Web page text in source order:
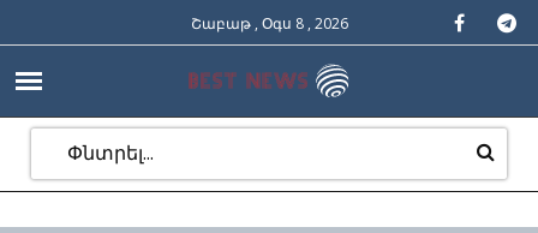
Շաբաթ , Օգս 8 , 2026